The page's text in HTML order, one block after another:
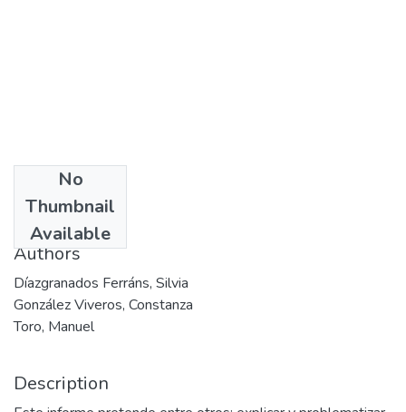
No
Thumbnail
Available
2006
Authors
Díazgranados Ferráns, Silvia
González Viveros, Constanza
Toro, Manuel
Description